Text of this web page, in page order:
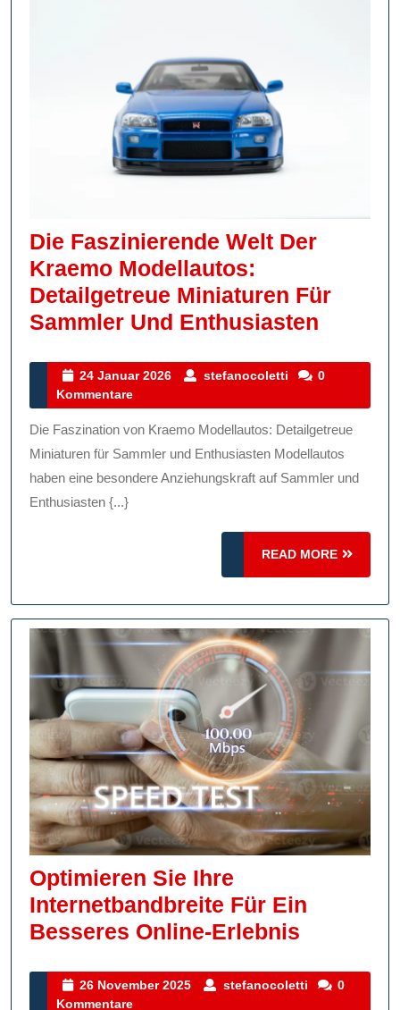
Die Faszinierende Welt Der
Kraemo Modellautos:
Detailgetreue Miniaturen Für
Sammler Und Enthusiasten
Welt
Kraemo
Für
24 Januar 2026
24
2026
stefanocoletti stefanocoletti
0
Kommentare
Die Faszination von Kraemo Modellautos: Detailgetreue
Miniaturen für Sammler und Enthusiasten Modellautos
haben eine besondere Anziehungskraft auf Sammler und
Enthusiasten {...}
READ MORE
READ
MORE
Optimieren Sie Ihre
Internetbandbreite Für Ein
Besseres Online-Erlebnis
Ihre
26 November 2025
26
stefanocoletti stefanocoletti
0
Kommentare